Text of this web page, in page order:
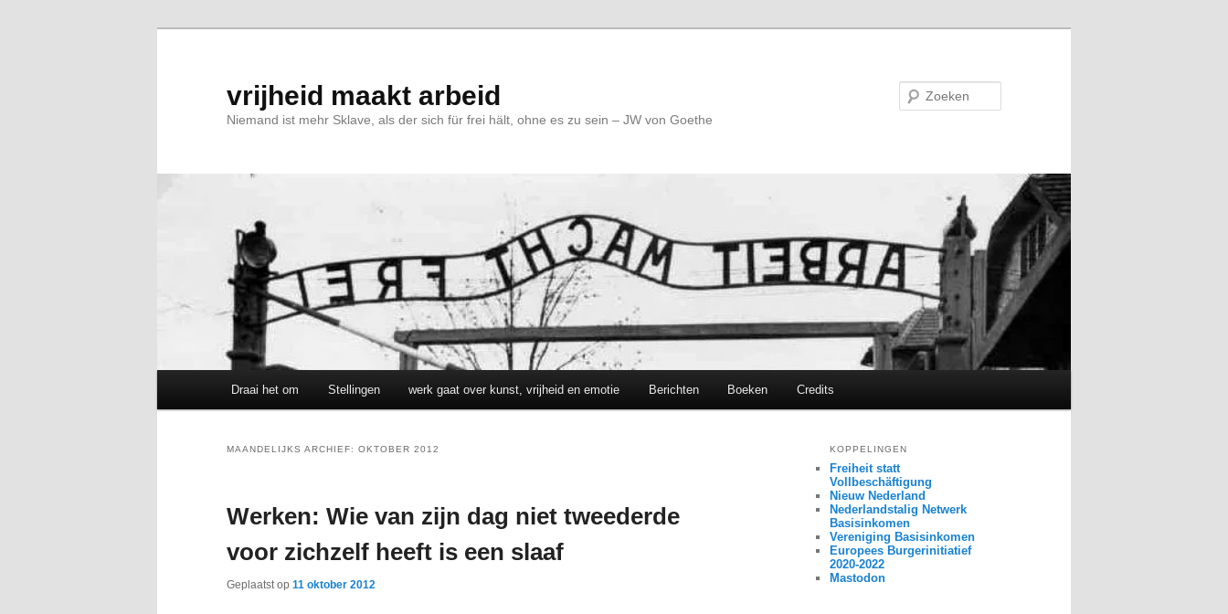
vrijheid maakt arbeid
Niemand ist mehr Sklave, als der sich für frei hält, ohne es zu sein – JW von Goethe
Draai het om Stellingen werk gaat over kunst, vrijheid en emotie Berichten Boeken Credits
MAANDELIJKS ARCHIEF: OKTOBER 2012
Werken: Wie van zijn dag niet tweederde
voor zichzelf heeft is een slaaf
Geplaatst op 11 oktober 2012
KOPPELINGEN
Freiheit statt
Vollbeschäftigung
Nieuw Nederland
Nederlandstalig Netwerk
Basisinkomen
Vereniging Basisinkomen
Europees Burgerinitiatief
2020-2022
Mastodon